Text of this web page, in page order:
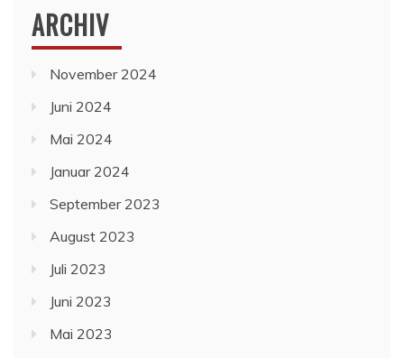
ARCHIV
November 2024
Juni 2024
Mai 2024
Januar 2024
September 2023
August 2023
Juli 2023
Juni 2023
Mai 2023